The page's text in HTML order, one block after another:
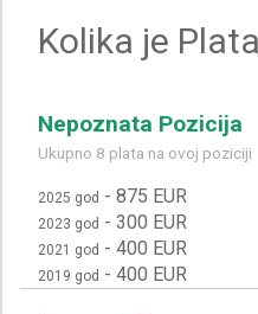
Kolika je
Nepoznata Pozicija
Ukupno 8 plata na ovoj poziciji
2025 god - 875 EUR
2023 god - 300 EUR
2021 god - 400 EUR
2019 god - 400 EUR